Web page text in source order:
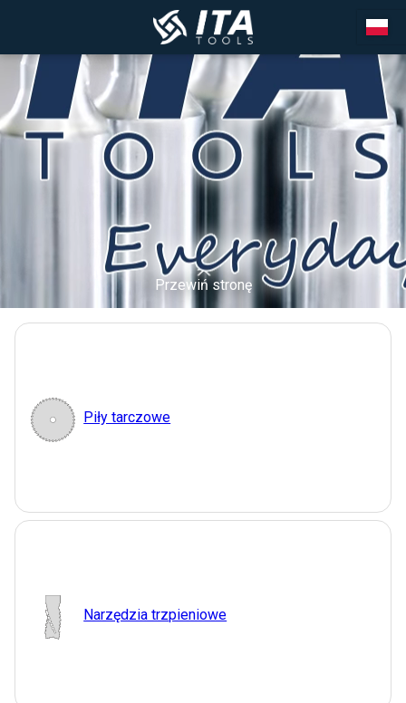
Przewiń stronę
Piły tarczowe
Narzędzia trzpieniowe